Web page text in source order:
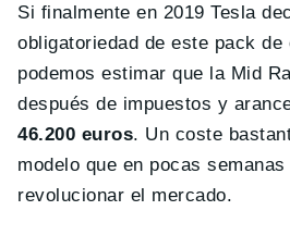
Si finalmente en 2019 Tesla
obligatoriedad de este pack de
podemos estimar que la Mid
después de impuestos y
46.200 euros. Un coste
modelo que en pocas
revolucionar el mercado.